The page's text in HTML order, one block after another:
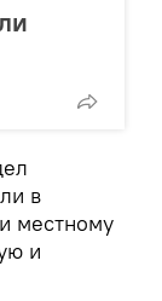
в
местному
и